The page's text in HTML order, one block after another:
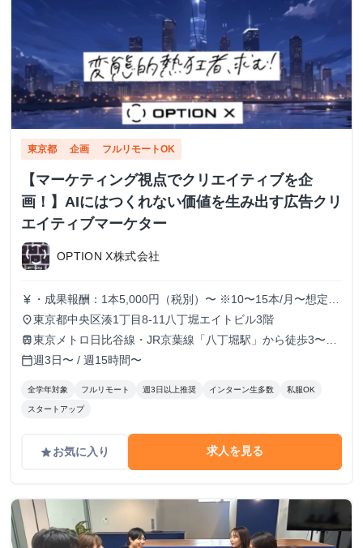
東京都 企画 フルリモートOK
【マーケティング視点でクリエイティブを企
画！】AIにはつくれない価値を生み出す広告クリ
エイティブマーケター
OPTION X株式会社
currency_yen ・成果報酬：1本5,000円（税別）〜 ※10〜15本/月〜想定
※経験、実績、能力等によって変動 ※トライアル期間の場
合変動あり
place東京都中央区湊1丁目8-11八丁堀エイトビル3階
train東京メトロ日比谷線・JR京葉線「八丁堀駅」から徒歩3〜6
分
calendar_today週3日〜 / 週15時間〜
全学年対象 フルリモート 週3日以上推奨 インターン生多数 私服OK
スタートアップ
gradeお気に入り 求人を見る